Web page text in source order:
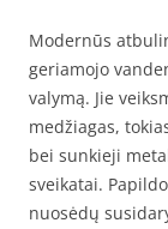
Modernūs
geriamojo
valymą. Jie
medžiagas,
bei sunkieji
sveikatai.
nuosėdų